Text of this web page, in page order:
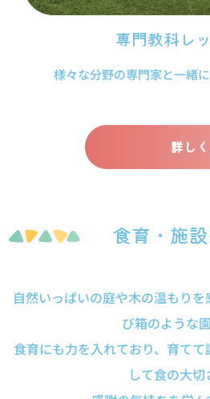
専門教科レ
様々な分野の専門家と一緒
詳し
食育・施
自然いっぱいの庭や木の温もり
び箱のような園
食育にも力を入れており、育て
して食の大切